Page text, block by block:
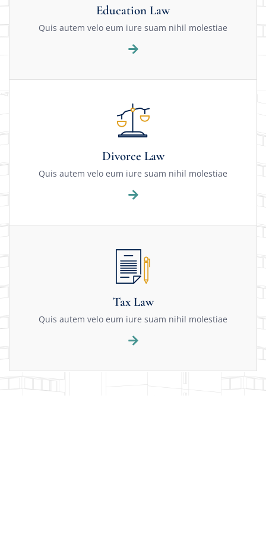
Education Law
Quis autem velo eum iure suam nihil molestiae
Divorce Law
Quis autem velo eum iure suam nihil molestiae
Tax Law
Quis autem velo eum iure suam nihil molestiae